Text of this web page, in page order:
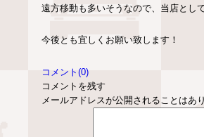
遠方移動も多いそうなので、当店とし
今後とも宜しくお願い致します！
コメント(0)
コメントを残す
メールアドレスが公開されることはあ